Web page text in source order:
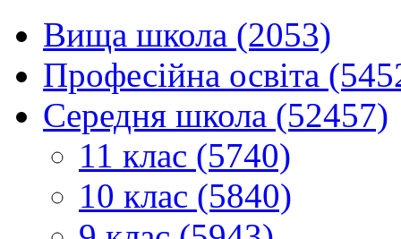
Вища школа (2053)
Професійна освіта
Середня школа (52457)
11 клас (5740)
10 клас (5840)